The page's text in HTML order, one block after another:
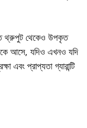
থ্রুপুট থেকেও উপকৃত
আসে, যদিও এখনও যদি
এবং প্রাপ্যতা গ্যারান্টি